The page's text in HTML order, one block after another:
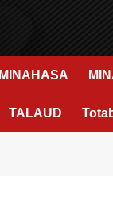
MINAHASA
TALAUD